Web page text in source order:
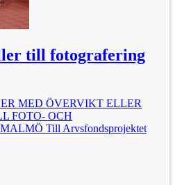
till fotografering
MED ÖVERVIKT ELLER
FOTO- OCH
Till Arvsfondsprojektet